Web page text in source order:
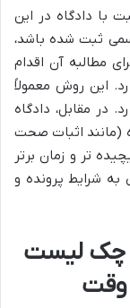
با دادگاه در این
ثبت شده باشد،
مطالبه آن اقدام
این روش معمولاً
در مقابل، دادگاه
(مانند اثبات صحت
تر و زمان برتر
شرایط پرونده و
چک لیست
وقت